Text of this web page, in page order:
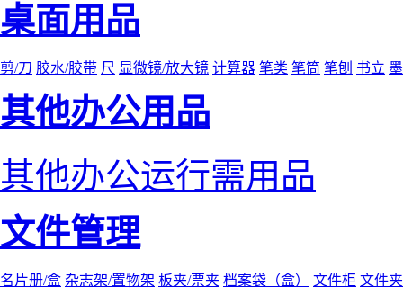
桌面用品
剪/刀 胶水/胶带 尺 显微镜/放大镜 计算器 笔类 笔筒 笔刨 书立
其他办公用品
其他办公运行需用品
文件管理
名片册/盒 杂志架/置物架 板夹/票夹 档案袋（盒） 文件柜 文件